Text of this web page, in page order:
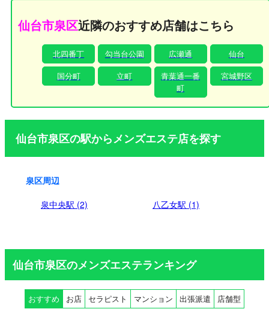
から解放される、格別の安らぎタイムをお届けいたします。
泉中央駅からすぐの好立地にある店舗でのご利用はもちろ
ん、近隣のホテルやご自宅への出張にも柔軟に対応しており
ます。ご都合の良い場所で、極上のリラクゼーションをご堪
能ください。 皆様からのご予約を、セラピスト一同、心より
お待ち申し上げております。
仙台市泉区近隣のおすすめ店舗はこちら
北四番丁 勾当台公園 広瀬通
仙台
国分町
立町
青葉通一番
町
宮城野区
仙台市泉区の駅からメンズエステ店を探す
泉区周辺
泉中央駅 (2)
八乙女駅 (1)
仙台市泉区のメンズエステランキング
おすすめ お店 セラピスト マンション 出張派遣 店舗型